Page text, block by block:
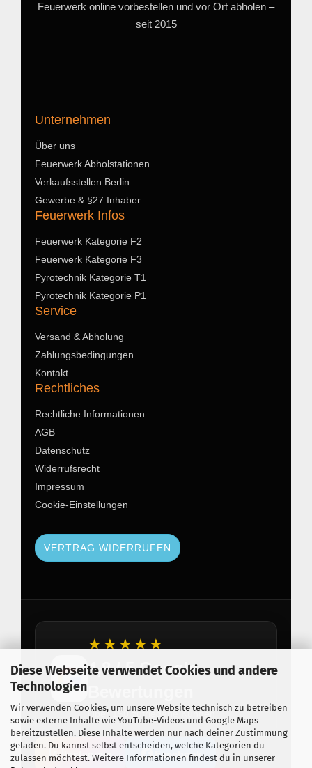
Diese Webseite verwendet Cookies und andere
Technologien
Wir verwenden Cookies, um unsere Website technisch zu betreiben
sowie externe Inhalte wie YouTube-Videos und Google Maps
bereitzustellen. Diese Inhalte werden nur nach deiner Zustimmung
geladen. Du kannst selbst entscheiden, welche Kategorien du
zulassen möchtest. Weitere Informationen findest du in unserer
Feuerwerk online vorbestellen und vor Ort abholen –
seit 2015
Unternehmen
Über uns
Feuerwerk Abholstationen
Verkaufsstellen Berlin
Gewerbe & §27 Inhaber
Feuerwerk Infos
Feuerwerk Kategorie F2
Feuerwerk Kategorie F3
Pyrotechnik Kategorie T1
Pyrotechnik Kategorie P1
Service
Versand & Abholung
Zahlungsbedingungen
Kontakt
Rechtliches
Rechtliche Informationen
AGB
Datenschutz
Widerrufsrecht
Impressum
Cookie-Einstellungen
VERTRAG WIDERRUFEN
★★★★★
4,8 / 5 Google
Über 150 zufriedene Kunden
Instagram Facebook